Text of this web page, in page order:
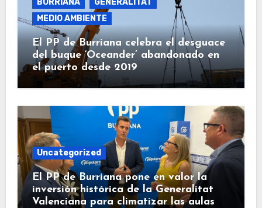
MEDIO AMBIENTE
El PP de Burriana celebra el desguace
del buque ‘Oceander’ abandonado en
el puerto desde 2019
Uncategorized
El PP de Burriana pone en valor la
inversión histórica de la Generalitat
Valenciana para climatizar las aulas